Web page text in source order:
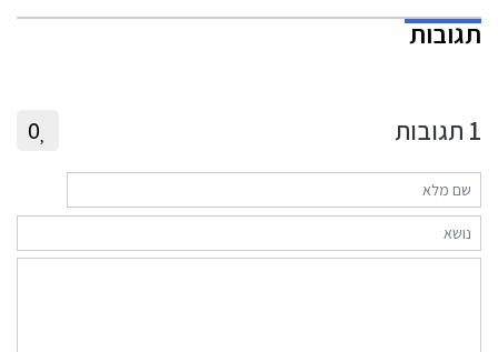
תגובות
1 תגובות 0